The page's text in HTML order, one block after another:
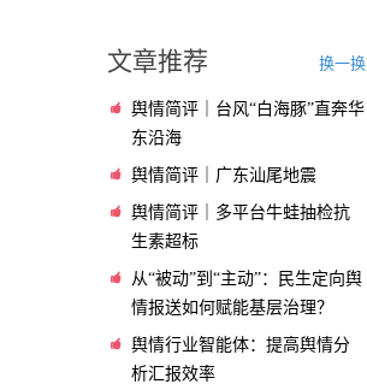
文章推荐 换一换
舆情简评｜台风“白海豚”直奔华
东沿海
舆情简评｜广东汕尾地震
舆情简评｜多平台牛蛙抽检抗
生素超标
从“被动”到“主动”：民生定向舆
情报送如何赋能基层治理？
舆情行业智能体：提高舆情分
析汇报效率